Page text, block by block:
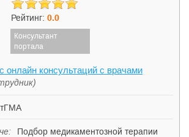
Рейтинг: 0.0
Консультант
портала
онлайн консультаций с врачами
Подбор медикаментозной терапии